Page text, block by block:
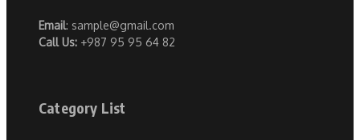
Email: sample@gmail.com
Call Us: +987 95 95 64 82
Category List